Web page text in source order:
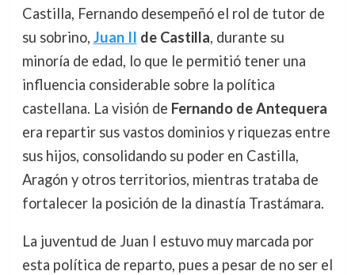
Castilla, Fernando desempeñó el rol de tutor de
su sobrino, Juan II de Castilla, durante su
minoría de edad, lo que le permitió tener una
influencia considerable sobre la política
castellana. La visión de Fernando de Antequera
era repartir sus vastos dominios y riquezas entre
sus hijos, consolidando su poder en Castilla,
Aragón y otros territorios, mientras trataba de
fortalecer la posición de la dinastía Trastámara.
La juventud de Juan I estuvo muy marcada por
esta política de reparto, pues a pesar de no ser el